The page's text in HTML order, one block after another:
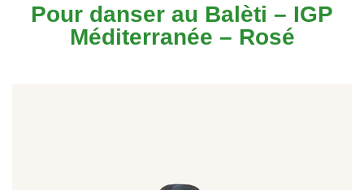
Pour danser au Balèti – IGP
Méditerranée – Rosé